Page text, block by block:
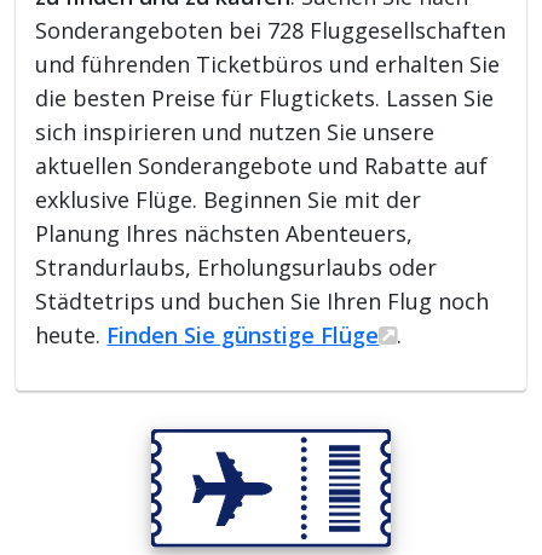
Sonderangeboten bei 728 Fluggesellschaften
und führenden Ticketbüros und erhalten Sie
die besten Preise für Flugtickets. Lassen Sie
sich inspirieren und nutzen Sie unsere
aktuellen Sonderangebote und Rabatte auf
exklusive Flüge. Beginnen Sie mit der
Planung Ihres nächsten Abenteuers,
Strandurlaubs, Erholungsurlaubs oder
Städtetrips und buchen Sie Ihren Flug noch
heute. Finden Sie günstige Flüge .